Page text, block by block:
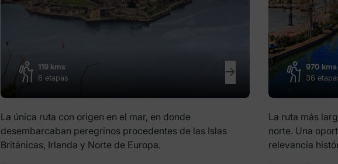
119 kms
6 etapas
La única ruta con origen en el mar, en donde
desembarcaban peregrinos procedentes de las Islas
Británicas, Irlanda y Norte de Europa.
970 kms
36
La ruta más
norte. Una
relevancia